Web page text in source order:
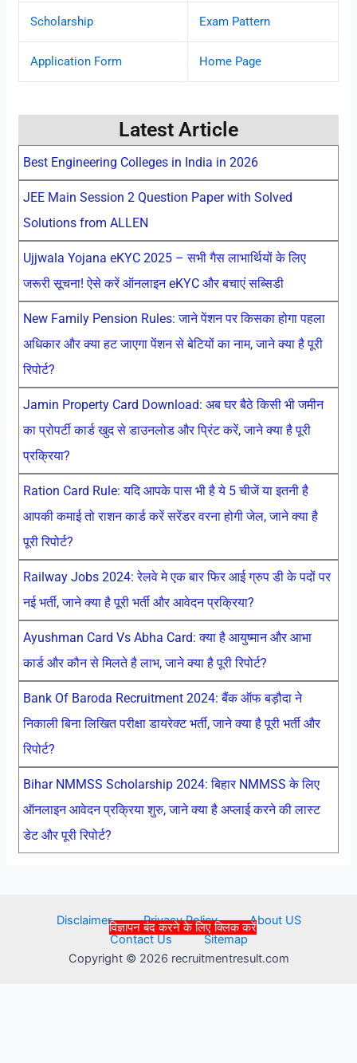
विज्ञापन बंद करने के लिए क्लिक करें
Scholarship Exam Pattern
Application Form Home Page
Latest Article
Best Engineering Colleges in India in 2026
JEE Main Session 2 Question Paper with Solved
Solutions from ALLEN
Ujjwala Yojana eKYC 2025 – सभी गैस लाभार्थियों के लिए
जरूरी सूचना! ऐसे करें ऑनलाइन eKYC और बचाएं सब्सिडी
New Family Pension Rules: जाने पेंशन पर किसका होगा पहला
अधिकार और क्या हट जाएगा पेंशन से बेटियों का नाम, जाने क्या है पूरी
रिपोर्ट?
Jamin Property Card Download: अब घर बैठे किसी भी जमीन
का प्रोपर्टी कार्ड खुद से डाउनलोड और प्रिंट करें, जाने क्या है पूरी
प्रक्रिया?
Ration Card Rule: यदि आपके पास भी है ये 5 चीजें या इतनी है
आपकी कमाई तो राशन कार्ड करें सरेंडर वरना होगी जेल, जाने क्या है
पूरी रिपोर्ट?
Railway Jobs 2024: रेलवे मे एक बार फिर आई ग्रुप डी के पदों पर
नई भर्ती, जाने क्या है पूरी भर्ती और आवेदन प्रक्रिया?
Ayushman Card Vs Abha Card: क्या है आयुष्मान और आभा
कार्ड और कौन से मिलते है लाभ, जाने क्या है पूरी रिपोर्ट?
Bank Of Baroda Recruitment 2024: बैंक ऑफ बड़ौदा ने
निकाली बिना लिखित परीक्षा डायरेक्ट भर्ती, जाने क्या है पूरी भर्ती और
रिपोर्ट?
Bihar NMMSS Scholarship 2024: बिहार NMMSS के लिए
ऑनलाइन आवेदन प्रक्रिया शुरु, जाने क्या है अप्लाई करने की लास्ट
डेट और पूरी रिपोर्ट?
Disclaimer Privacy Policy
About US
Contact Us
Sitemap
Copyright © 2026 recruitmentresult.com